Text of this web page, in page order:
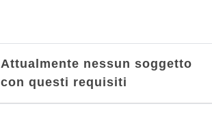
Attualmente nessun soggetto
con questi requisiti